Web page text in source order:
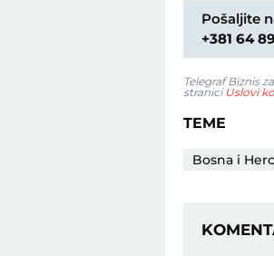
Pošaljite
+381 64
Telegraf Biznis
stranici Uslovi
TEME
Bosna i